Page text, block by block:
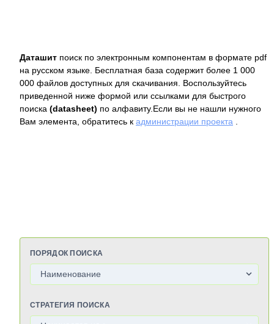
Даташит поиск по электронным компонентам в формате pdf
на русском языке. Бесплатная база содержит более 1 000
000 файлов доступных для скачивания. Воспользуйтесь
приведенной ниже формой или ссылками для быстрого
поиска (datasheet) по алфавиту.Если вы не нашли нужного
Вам элемента, обратитесь к администрации проекта
ПОРЯДОК ПОИСКА
СТРАТЕГИЯ ПОИСКА